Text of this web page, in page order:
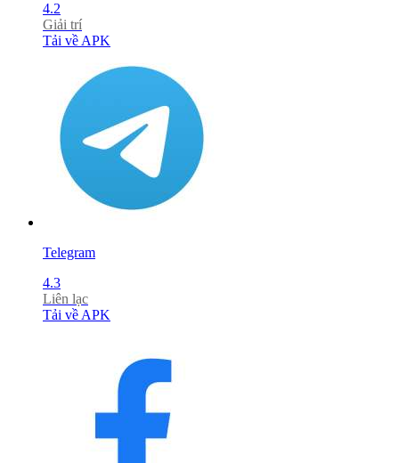
4.2
Giải trí
Tải về APK
Telegram
4.3
Liên lạc
Tải về APK